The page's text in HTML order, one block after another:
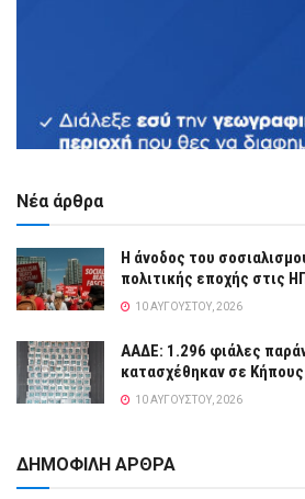
Νέα άρθρα
Η άνοδος του
πολιτικής εποχής στις
10 ΑΥΓΟΎΣΤΟΥ, 2026
ΑΑΔΕ: 1.296 φιάλες
κατασχέθηκαν σε Κήπους
10 ΑΥΓΟΎΣΤΟΥ, 2026
ΔΗΜΟΦΙΛΗ ΑΡΘΡΑ